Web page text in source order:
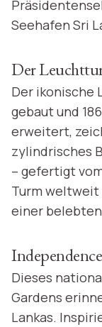
Seehafen Sri
Der
Der ikonische
gebaut und
erweitert,
zylindrisches
– gefertigt
Turm
einer
Dieses
Gardens
Lankas.